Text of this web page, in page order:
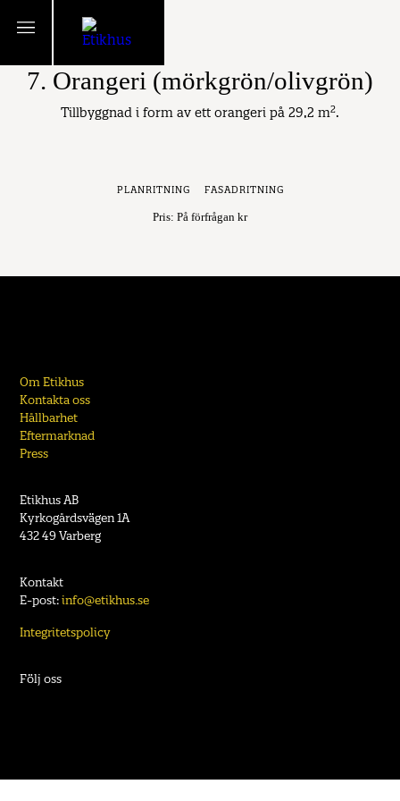
TILLBAKA
7. Orangeri (mörkgrön/olivgrön)
Tillbyggnad i form av ett orangeri på 29,2 m2.
PLANRITNING FASADRITNING
Pris: På förfrågan kr
Om Etikhus
Kontakta oss
Hållbarhet
Eftermarknad
Press
Etikhus AB
Kyrkogårdsvägen 1A
432 49 Varberg
Kontakt
E-post:info@etikhus.se
Integritetspolicy
Följ oss